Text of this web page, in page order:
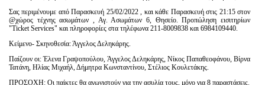
Σας περιμένουμε από Παρασκευή 25/02/2022 , και κάθε Παρασκευή στις 21:15 στον
@χώρος τέχνης ασωμάτων , Αγ. Ασωμάτων 6, Θησείο. Προπώληση εισιτηρίων
"Ticket Services" και πληροφορίες στα τηλέφωνα 211-8009838 και 6984109440.
Κείμενο- Σκηνοθεσία: Άγγελος Δεληκάρης.
Παίζουν οι: Έλενα Γραψοπούλου, Άγγελος Δεληκάρης, Νίκος Παπαθεοφάνου, Βίρνα
Τατάνη, Ηλίας Μιχαήλ, Δήμητρα Κωνσταντίνου, Στέλιος Κουλετάκης.
ΠΡΟΣΟΧΗ: Οι παίκτες θα αγωνιστούν για την ασυλία τους, μόνο για 8 παραστάσεις.